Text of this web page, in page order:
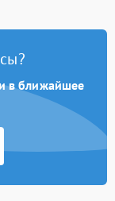
в ближайшее